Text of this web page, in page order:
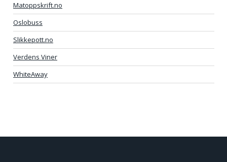
Matoppskrift.no
Oslobuss
Slikkepott.no
Verdens Viner
WhiteAway